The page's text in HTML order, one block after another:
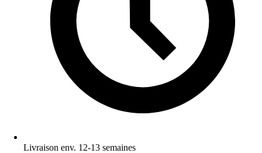
Livraison env. 12-13 semaines